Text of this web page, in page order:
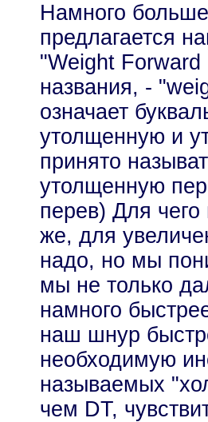
Намного
предлагается
"Weight Forward
названия, -
означает
утолщенную и
принято
утолщенную
перев) Для
же, для
надо, но мы
мы не только
намного
наш шнур
необходимую
называемых
чем DT,